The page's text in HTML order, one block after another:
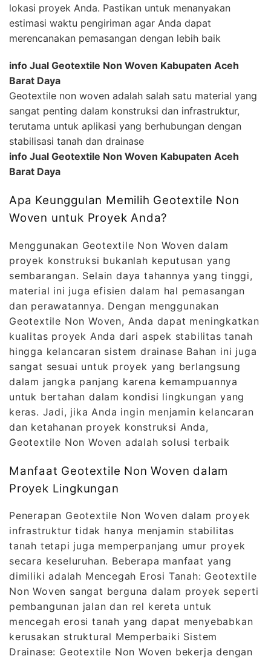
lokasi proyek Anda. Pastikan untuk menanyakan
estimasi waktu pengiriman agar Anda dapat
merencanakan pemasangan dengan lebih baik
info Jual Geotextile Non Woven Kabupaten Aceh
Barat Daya
Geotextile non woven adalah salah satu material yang
sangat penting dalam konstruksi dan infrastruktur,
terutama untuk aplikasi yang berhubungan dengan
stabilisasi tanah dan drainase
info Jual Geotextile Non Woven Kabupaten Aceh
Barat Daya
Apa Keunggulan Memilih Geotextile Non
Woven untuk Proyek Anda?
Menggunakan Geotextile Non Woven dalam
proyek konstruksi bukanlah keputusan yang
sembarangan. Selain daya tahannya yang tinggi,
material ini juga efisien dalam hal pemasangan
dan perawatannya. Dengan menggunakan
Geotextile Non Woven, Anda dapat meningkatkan
kualitas proyek Anda dari aspek stabilitas tanah
hingga kelancaran sistem drainase Bahan ini juga
sangat sesuai untuk proyek yang berlangsung
dalam jangka panjang karena kemampuannya
untuk bertahan dalam kondisi lingkungan yang
keras. Jadi, jika Anda ingin menjamin kelancaran
dan ketahanan proyek konstruksi Anda,
Geotextile Non Woven adalah solusi terbaik
Manfaat Geotextile Non Woven dalam
Proyek Lingkungan
Penerapan Geotextile Non Woven dalam proyek
infrastruktur tidak hanya menjamin stabilitas
tanah tetapi juga memperpanjang umur proyek
secara keseluruhan. Beberapa manfaat yang
dimiliki adalah Mencegah Erosi Tanah: Geotextile
Non Woven sangat berguna dalam proyek seperti
pembangunan jalan dan rel kereta untuk
mencegah erosi tanah yang dapat menyebabkan
kerusakan struktural Memperbaiki Sistem
Drainase: Geotextile Non Woven bekerja dengan